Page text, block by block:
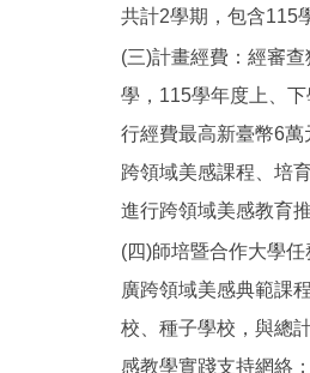
共計2學期，包含115
(三)計畫經費：經審
學，115學年度上、
行經費最高新臺幣6
跨領域美感課程、培
進行跨領域美感教育推
(四)師培暨合作大學
廣跨領域美感典範課
校、種子學校，與總
感教學實踐支持網絡